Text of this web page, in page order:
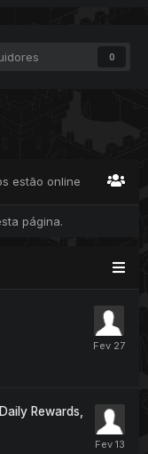
0
estão online
página.
Rewards,